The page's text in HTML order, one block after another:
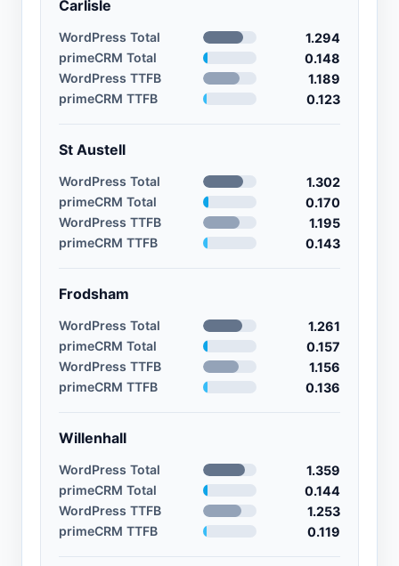
Carlisle
WordPress Total
1.294
primeCRM Total
0.148
WordPress TTFB
1.189
primeCRM TTFB
0.123
St Austell
WordPress Total
1.302
primeCRM Total
0.170
WordPress TTFB
1.195
primeCRM TTFB
0.143
Frodsham
WordPress Total
1.261
primeCRM Total
0.157
WordPress TTFB
1.156
primeCRM TTFB
0.136
Willenhall
WordPress Total
1.359
primeCRM Total
0.144
WordPress TTFB
1.253
primeCRM TTFB
0.119